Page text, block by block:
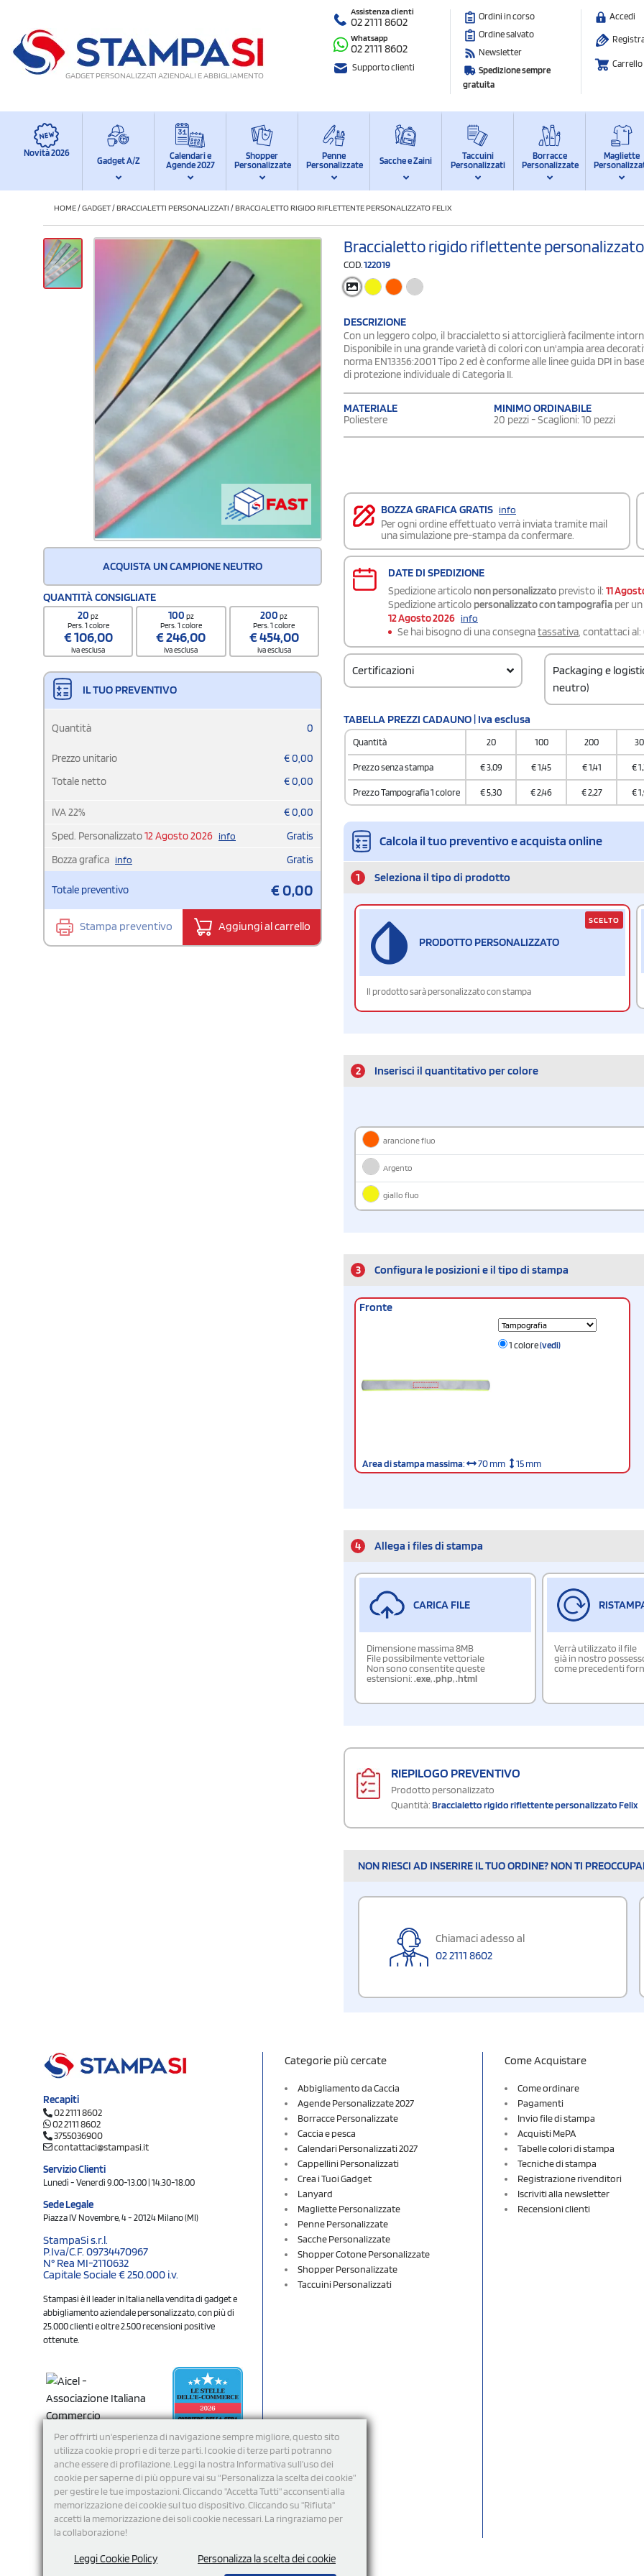
Per offrirti un'esperienza di navigazione sempre migliore, questo sito
utilizza cookie propri e di terze parti. I cookie di terze parti potranno
anche essere di profilazione. Leggi la nostra Informativa sull’uso dei
cookie per saperne di più oppure vai su “Personalizza la scelta dei cookie”
per gestire le tue impostazioni. Cliccando "Accetta Tutti" acconsenti alla
memorizzazione dei cookie sul tuo dispositivo. Cliccando su "Rifiuta"
accetti la memorizzazione dei soli cookie necessari. La ringraziamo per
la collaborazione!
Leggi Cookie Policy Personalizza la scelta dei cookie
GADGET PERSONALIZZATI AZIENDALI E ABBIGLIAMENTO
Assistenza clienti
02 2111 8602
Whatsapp
02 2111 8602
Supporto clienti
Ordini in corso
Ordine salvato
Newsletter
Spedizione sempre
gratuita
Accedi
Carrello
Novità 2026
Gadget A/Z
Calendari e
Agende 2027
Shopper
Personalizzate
Penne
Personalizzate
Sacche e Zaini
Taccuini
Personalizzati
Borracce
Personalizzate
Magliette
HOME/GADGET/BRACCIALETTI PERSONALIZZATI /BRACCIALETTO RIGIDO RIFLETTENTE PERSONALIZZATO FELIX
ACQUISTA UN CAMPIONE NEUTRO
QUANTITÀ CONSIGLIATE
20pz
Pers. 1 colore
€106,00
iva esclusa
100 pz
Pers. 1 colore
€246,00
iva esclusa
200pz
Pers. 1 colore
€454,00
iva esclusa
IL TUO PREVENTIVO
Quantità 0
Prezzo unitario €0,00
Totale netto
€0,00
IVA22% €0,00
Sped. Personalizzato12 Agosto 2026 info
Gratis
Bozza grafica info Gratis
Totale preventivo €0,00
Stampa preventivo Aggiungi al carrello
Braccialetto rigido riflettente
COD. 122019
DESCRIZIONE
Con un leggero colpo, il braccialetto si attorciglierà facilmente
Disponibile in una grande varietà di colori con un'ampia area
norma EN13356:2001 Tipo 2 ed è conforme alle linee guida DPI in
di protezione individuale di Categoria II.
MATERIALE
Poliestere
MINIMO ORDINABILE
20 pezzi - Scaglioni: 10 pezzi
BOZZA GRAFICA GRATIS info
Per ogni ordine effettuato verrà inviata tramite mail
una simulazione pre-stampa da confermare.
DATE DI SPEDIZIONE
Spedizione articolo non personalizzato previsto il: 11
Spedizione articolo personalizzato con tampografia per
12 Agosto 2026 info
Se hai bisogno di una consegnatassativa , contattaci al:
Certificazioni
Packaging e
neutro)
Quantità per
280 / Polybag
Quantità per scatola
280
TABELLA PREZZI CADAUNO | Iva esclusa
Quantità 20 100 200
Prezzo senza stampa €3,09 €1,45 €1,41 €
Prezzo Tampografia 1 colore €5,30 €2,46 €2,27 €
Calcola il tuo preventivo e acquista online
1 Seleziona il tipo di prodotto
PRODOTTO PERSONALIZZATO
Il prodotto sarà personalizzato con stampa
SCELTO
2 Inserisci il quantitativo per colore
arancione fluo
Argento
giallo fluo
3 Configura le posizioni e il tipo di stampa
Fronte
1 colore(vedi)
Area di stampa massima: 70 mm 15 mm
4 Allega i files di stampa
CARICA FILE
Dimensione massima 8MB
File possibilmente vettoriale
Non sono consentite queste
estensioni:.exe,.php,.html
Verrà utilizzato il file
già in nostro
come precedenti
RIEPILOGO PREVENTIVO
Prodotto personalizzato
Quantità:Braccialetto rigido riflettente personalizzato Felix
NON RIESCI AD INSERIRE IL TUO ORDINE? NON TI
Chiamaci adesso al
02 2111 8602
Recapiti
02 2111 8602
02 2111 8602
3755036900
contattaci@stampasi.it
Servizio Clienti
Lunedì - Venerdì 9.00-13.00 | 14.30-18.00
Sede Legale
Piazza IV Novembre, 4 - 20124 Milano (MI)
StampaSi s.r.l.
P.Iva/C.F. 09734470967
N° Rea MI-2110632
Capitale Sociale € 250.000 i.v.
Stampasi è il leader in Italia nella vendita di gadget e
abbigliamento aziendale personalizzato, con più di
25.000 clienti e oltre 2.500 recensioni positive
ottenute.
Seguici
Categorie più cercate
Abbigliamento da Caccia
Agende Personalizzate 2027
Borracce Personalizzate
Caccia e pesca
Calendari Personalizzati 2027
Cappellini Personalizzati
Crea i Tuoi Gadget
Lanyard
Magliette Personalizzate
Penne Personalizzate
Sacche Personalizzate
Shopper Cotone Personalizzate
Shopper Personalizzate
Taccuini Personalizzati
Come Acquistare
Come ordinare
Pagamenti
Invio file di stampa
Acquisti MePA
Tabelle colori di stampa
Tecniche di stampa
Registrazione rivenditori
Iscriviti alla newsletter
Recensioni clienti